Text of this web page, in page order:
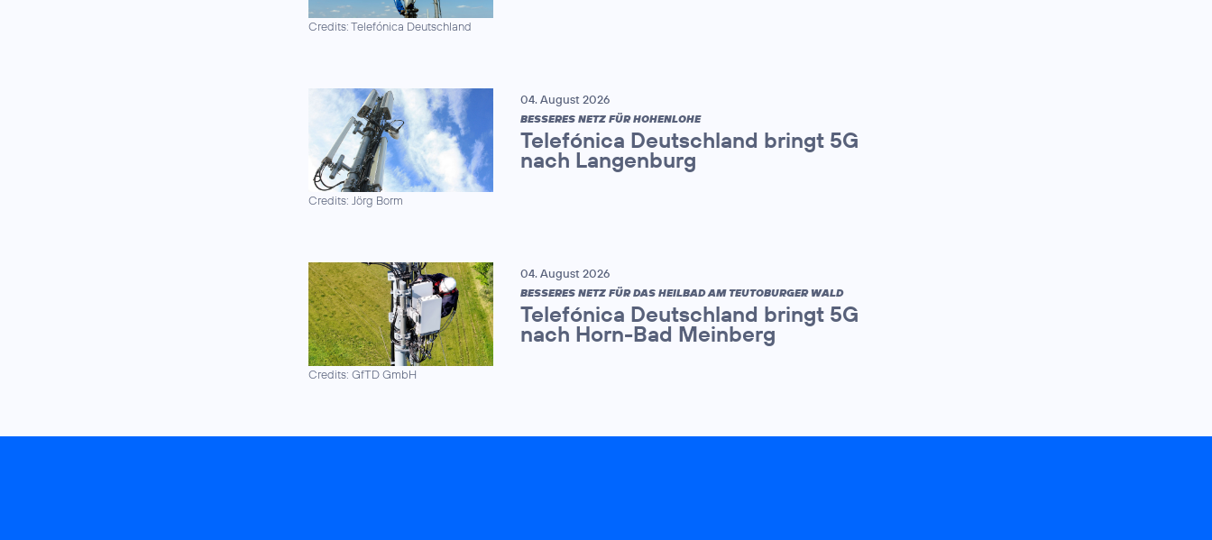
Credits: Telefónica Deutschland
Credits: Jörg Borm
04. August 2026
BESSERES NETZ FÜR HOHENLOHE
Telefónica Deutschland bringt 5G
nach Langenburg
Credits: GfTD GmbH
04. August 2026
BESSERES NETZ FÜR DAS HEILBAD AM TEUTOBURGER WALD
Telefónica Deutschland bringt 5G
nach Horn-Bad Meinberg